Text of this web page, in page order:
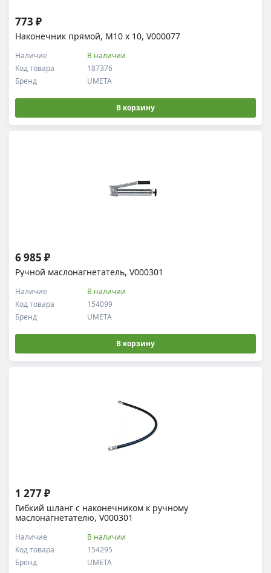
Наконечник прямой, М10 х 10, V000077
Код товара 187376
Наличие В наличии
Бренд UMETA
773 ₽
В корзину
Ручной маслонагнетатель, V000301
Код товара 154099
Наличие В наличии
Бренд UMETA
6 985 ₽
В корзину
Гибкий шланг с наконечником к ручному
маслонагнетателю, V000301
Код товара 154295
Наличие В наличии
Бренд UMETA
1 277 ₽